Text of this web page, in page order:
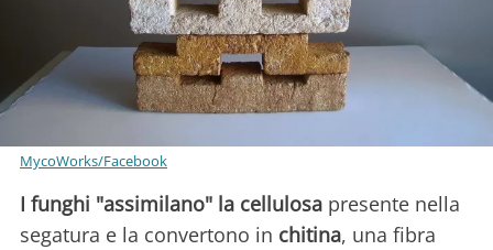
MycoWorks/Facebook
I funghi "assimilano" la cellulosa presente nella
segatura e la convertono in chitina, una fibra